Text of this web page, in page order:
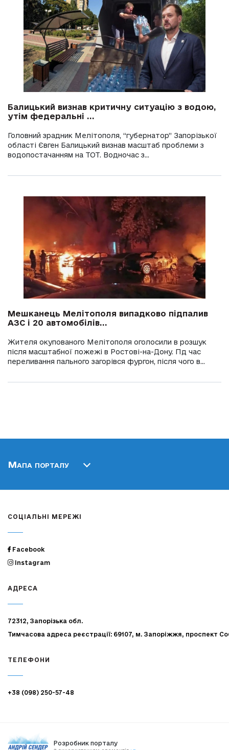
Балицький визнав критичну ситуацію з водою,
утім федеральні ...
Головний зрадник Мелітополя, “губернатор” Запорізької
області Євген Балицький визнав масштаб проблеми з
водопостачанням на ТОТ. Водночас з...
Мешканець Мелітополя випадково підпалив
АЗС і 20 автомобілів...
Жителя окупованого Мелітополя оголосили в розшук
після масштабної пожежі в Ростові-на-Дону. Пд час
переливання пального загорівся фургон, після чого в...
Мапа порталу
СОЦІАЛЬНІ МЕРЕЖІ
Facebook
Instagram
АДРЕСА
72312, Запорізька обл.
Тимчасова адреса реєстрації: 69107, м. Запоріжжя, проспект
ТЕЛЕФОНИ
+38 (098) 250-57-48
Розробник порталу